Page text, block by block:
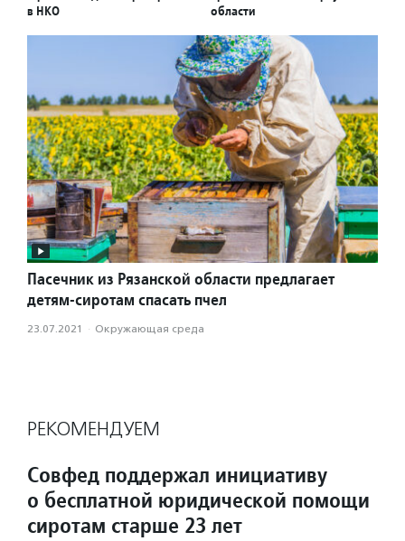
в НКО
области
Пасечник из Рязанской области предлагает
детям-сиротам спасать пчел
23.07.2021 · Окружающая среда
РЕКОМЕНДУЕМ
Совфед поддержал инициативу
о бесплатной юридической помощи
сиротам старше 23 лет